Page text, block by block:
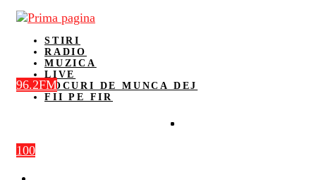
STIRI
RADIO
MUZICA
LIVE
LOCURI DE MUNCA DEJ
FII PE FIR
100
96.2FM